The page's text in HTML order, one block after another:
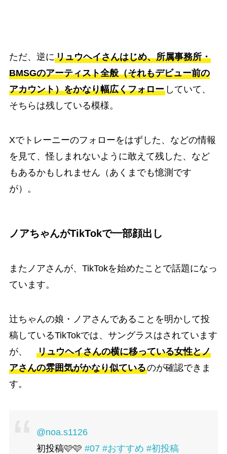
ただ、逆にリュウヘイさんはじめ、所属事務所・
BMSGのアーティスト全般（それもデビュー前の
アカウント）をかなり幅広くフォローしていて、
そちらは残している模様。
Xでトレーニーのフォローをはずした、などの情報
を見て、怪しまれないように敢えて残した、など
もあるかもしれません（あくまでも憶測です
が）。
ノアちゃんがTikTokで一部顔出し
またノアさんが、TikTokを始めたことで話題になっ
ています。
辻ちゃんの娘・ノアさんであることを明かして投
稿しているTikTokでは、サングラスはされています
が、 リュウヘイさんの横に移っている女性とノ
アさんの雰囲気がかなり似ているのが確認できま
す。
@noa.s1126
初投稿🩷🩷 #07 #おすすめ #初投稿